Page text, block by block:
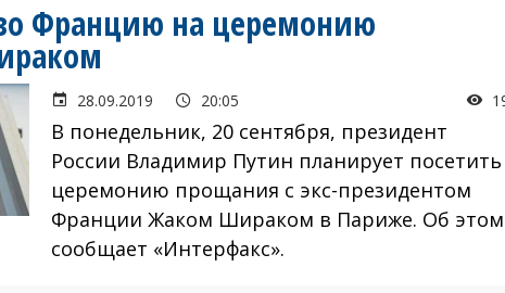
Францию на церемонию
28.09.2019 20:05
В понедельник, 20 сентября, президент
России Владимир Путин планирует посетить
церемонию прощания с экс-президентом
Франции Жаком Шираком в Париже. Об этом
сообщает «Интерфакс».